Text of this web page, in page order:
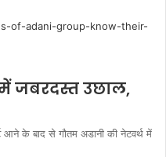
जबरदस्त उछाल,
आने के बाद से गौतम अडानी की नेटवर्थ में